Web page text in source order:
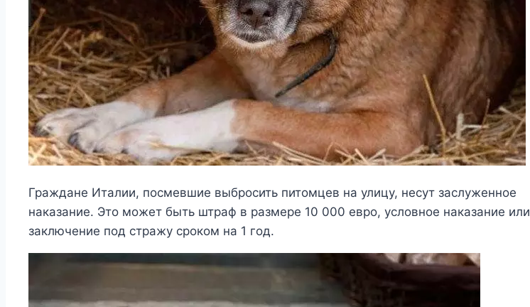
Граждане Италии, посмевшие выбросить питомцев на улицу, несут заслуженное
наказание. Это может быть штраф в размере 10 000 евро, условное наказание или
заключение под стражу сроком на 1 год.